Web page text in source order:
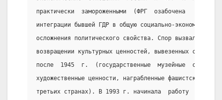
практически  замороженными  (ФРГ  озабочена
интеграции бывшей ГДР в общую социально-
осложнения политического свойства. Спор вызвал
возвращении культурных ценностей, вывезенных
после  1945  г.  (государственные  музейные
художественные ценности, награбленные фашистской
третьих странах). В 1993 г. начинала  работу